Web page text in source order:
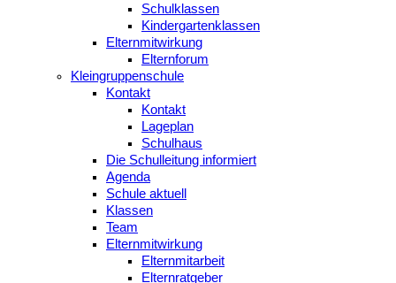
Schulklassen
Kindergartenklassen
Elternmitwirkung
Elternforum
Kleingruppenschule
Kontakt
Kontakt
Lageplan
Schulhaus
Die Schulleitung informiert
Agenda
Schule aktuell
Klassen
Team
Elternmitwirkung
Elternmitarbeit
Elternratgeber